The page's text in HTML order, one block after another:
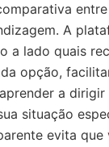
A
a lado quais
opção,
a
situação
evita